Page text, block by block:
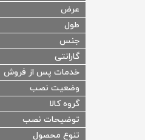
عرض
طول
جنس
گارانتی
خدمات پس از فروش
وضعیت نصب
گروه کالا
توضیحات نصب
تنوع محصول